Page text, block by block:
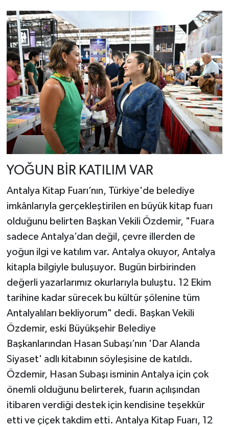
YOĞUN BİR KATILIM VAR
Antalya Kitap Fuarı’nın, Türkiye'de belediye
imkânlarıyla gerçekleştirilen en büyük kitap fuarı
olduğunu belirten Başkan Vekili Özdemir, "Fuara
sadece Antalya’dan değil, çevre illerden de
yoğun ilgi ve katılım var. Antalya okuyor, Antalya
kitapla bilgiyle buluşuyor. Bugün birbirinden
değerli yazarlarımız okurlarıyla buluştu. 12 Ekim
tarihine kadar sürecek bu kültür şölenine tüm
Antalyalıları bekliyorum" dedi. Başkan Vekili
Özdemir, eski Büyükşehir Belediye
Başkanlarından Hasan Subaşı’nın 'Dar Alanda
Siyaset' adlı kitabının söyleşisine de katıldı.
Özdemir, Hasan Subaşı isminin Antalya için çok
önemli olduğunu belirterek, fuarın açılışından
itibaren verdiği destek için kendisine teşekkür
etti ve çiçek takdim etti. Antalya Kitap Fuarı, 12